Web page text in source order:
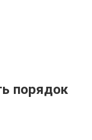
порядок